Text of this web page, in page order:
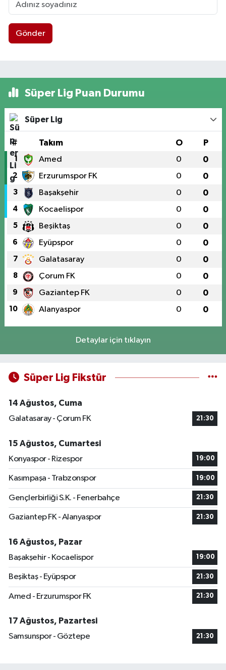
Gönder
Süper Lig Puan Durumu
Süper Lig
# Takım O P
1 Amed 0 0
2 Erzurumspor FK 0 0
3 Başakşehir 0 0
4 Kocaelispor 0 0
5 Beşiktaş 0 0
6 Eyüpspor 0 0
7 Galatasaray 0 0
8 Çorum FK 0 0
9 Gaziantep FK 0 0
10 Alanyaspor 0 0
Detaylar için tıklayın
Süper Lig Fikstür
14 Ağustos, Cuma
Galatasaray - Çorum FK
21:30
15 Ağustos, Cumartesi
Konyaspor - Rizespor
19:00
Kasımpaşa - Trabzonspor 19:00
Gençlerbirliği S.K. - Fenerbahçe 21:30
Gaziantep FK - Alanyaspor 21:30
16 Ağustos, Pazar
Başakşehir - Kocaelispor
19:00
Beşiktaş - Eyüpspor 21:30
Amed - Erzurumspor FK 21:30
17 Ağustos, Pazartesi
Samsunspor - Göztepe
21:30